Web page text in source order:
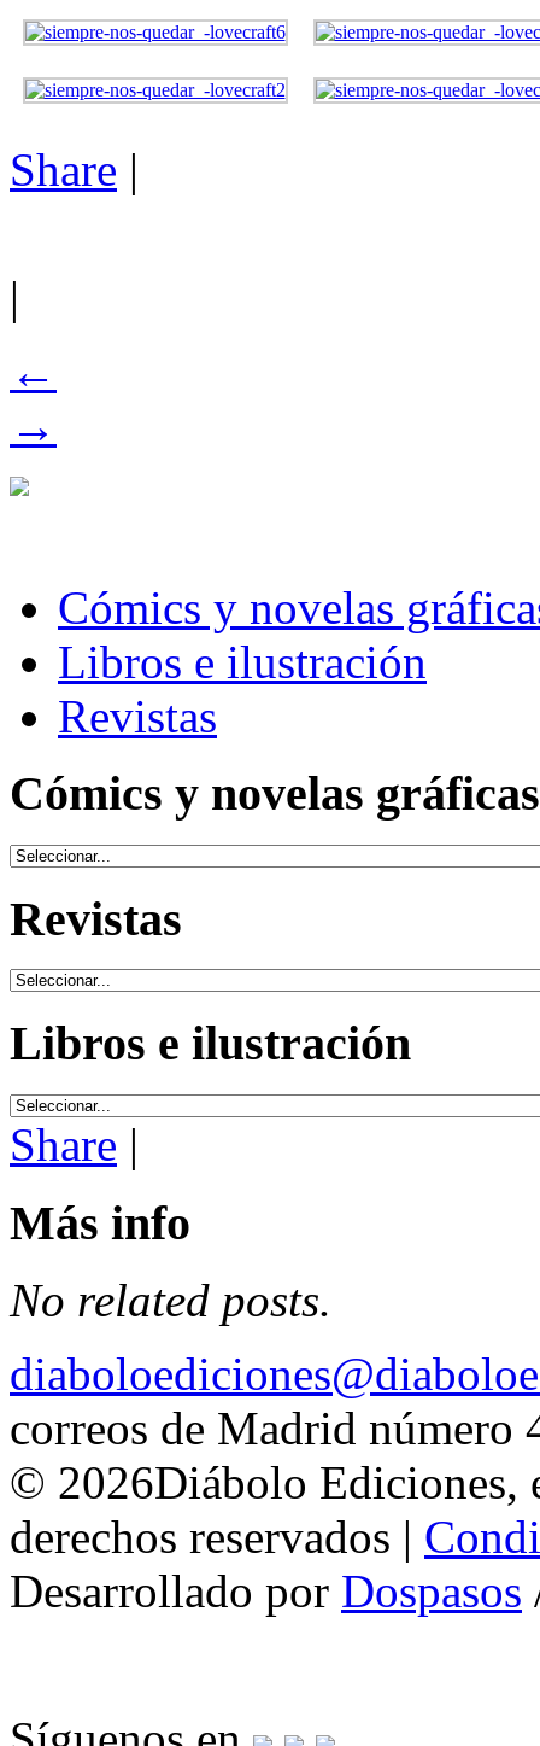
Share |
|
←
→
Cómics y novelas
Libros e ilustración
Revistas
Cómics y novelas gráficas
Revistas
Libros e ilustración
Share |
Más info
No related posts.
correos de Madrid número
© 2026Diábolo Ediciones,
derechos reservados |
Desarrollado por Dospasos